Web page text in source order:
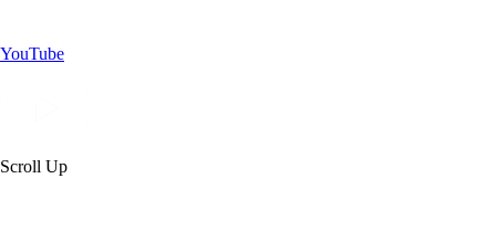
YouTube
Scroll Up